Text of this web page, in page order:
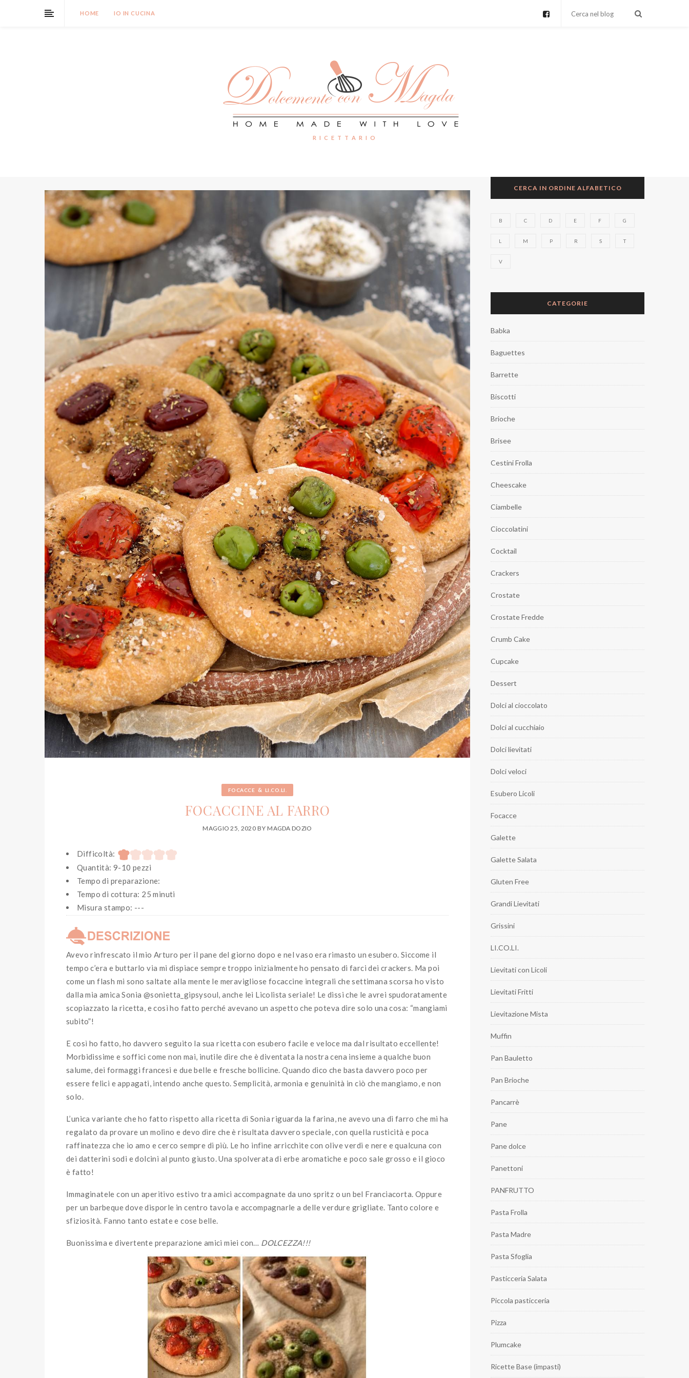
HOME IO IN CUCINA
R I C E T T A R I O
FOCACCE & LI.CO.LI.
FOCACCINE AL FARRO
MAGGIO 25, 2020 BY MAGDA DOZIO
Difficoltà:
Quantità: 9-10 pezzi
Tempo di preparazione:
Tempo di cottura: 25 minuti
Misura stampo: ---
Avevo rinfrescato il mio Arturo per il pane del giorno dopo e nel vaso era rimasto un esubero. Siccome il
tempo c’era e buttarlo via mi dispiace sempre troppo inizialmente ho pensato di farci dei crackers. Ma poi
come un flash mi sono saltate alla mente le meravigliose focaccine integrali che settimana scorsa ho visto
dalla mia amica Sonia @sonietta_gipsysoul, anche lei Licolista seriale! Le dissi che le avrei spudoratamente
scopiazzato la ricetta, e così ho fatto perché avevano un aspetto che poteva dire solo una cosa: “mangiami
subito”!
E così ho fatto, ho davvero seguito la sua ricetta con esubero facile e veloce ma dal risultato eccellente!
Morbidissime e soffici come non mai, inutile dire che è diventata la nostra cena insieme a qualche buon
salume, dei formaggi francesi e due belle e fresche bollicine. Quando dico che basta davvero poco per
essere felici e appagati, intendo anche questo. Semplicità, armonia e genuinità in ciò che mangiamo, e non
solo.
L’unica variante che ho fatto rispetto alla ricetta di Sonia riguarda la farina, ne avevo una di farro che mi ha
regalato da provare un molino e devo dire che è risultata davvero speciale, con quella rusticità e poca
raffinatezza che io amo e cerco sempre di più. Le ho infine arricchite con olive verdi e nere e qualcuna con
dei datterini sodi e dolcini al punto giusto. Una spolverata di erbe aromatiche e poco sale grosso e il gioco
è fatto!
Immaginatele con un aperitivo estivo tra amici accompagnate da uno spritz o un bel Franciacorta. Oppure
per un barbeque dove disporle in centro tavola e accompagnarle a delle verdure grigliate. Tanto colore e
sfiziosità. Fanno tanto estate e cose belle.
Buonissima e divertente preparazione amici miei con… DOLCEZZA!!!
CERCA IN ORDINE ALFABETICO
B C D E F G
L M P R S T
V
CATEGORIE
Babka
Baguettes
Barrette
Biscotti
Brioche
Brisee
Cestini Frolla
Cheescake
Ciambelle
Cioccolatini
Cocktail
Crackers
Crostate
Crostate Fredde
Crumb Cake
Cupcake
Dessert
Dolci al cioccolato
Dolci al cucchiaio
Dolci lievitati
Dolci veloci
Esubero Licoli
Focacce
Galette
Galette Salata
Gluten Free
Grandi Lievitati
Grissini
LI.CO.LI.
Lievitati con Licoli
Lievitati Fritti
Lievitazione Mista
Muffin
Pan Bauletto
Pan Brioche
Pancarrè
Pane
Pane dolce
Panettoni
PANFRUTTO
Pasta Frolla
Pasta Madre
Pasta Sfoglia
Pasticceria Salata
Piccola pasticceria
Pizza
Plumcake
Ricette Base (impasti)